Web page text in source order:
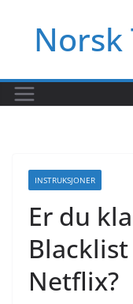
innholdetNorsk
INSTRUKSJONER
Er du
Netflix?